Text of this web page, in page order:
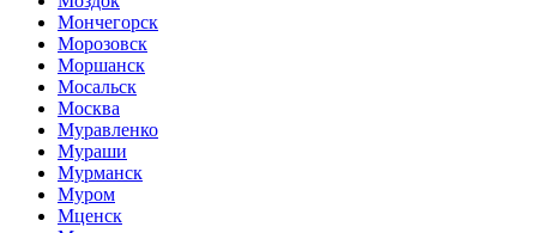
Мончегорск
Морозовск
Моршанск
Мосальск
Москва
Муравленко
Мураши
Мурманск
Муром
Мценск